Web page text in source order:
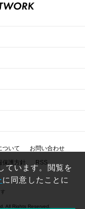
ついて お問い合わせ
保護方針 RSS
Rights Reserved.
ています。閲覧を
に同意したことに